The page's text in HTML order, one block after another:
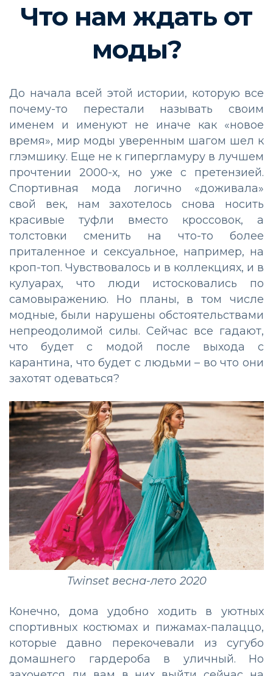
Что нам ждать от
моды?
До начала всей этой истории, которую все
почему-то перестали называть своим
именем и именуют не иначе как «новое
время», мир моды уверенным шагом шел к
глэмшику. Еще не к гипергламуру в лучшем
прочтении 2000-х, но уже с претензией.
Спортивная мода логично «доживала»
свой век, нам захотелось снова носить
красивые туфли вместо кроссовок, а
толстовки сменить на что-то более
приталенное и сексуальное, например, на
кроп-топ. Чувствовалось и в коллекциях, и в
кулуарах, что люди истосковались по
самовыражению. Но планы, в том числе
модные, были нарушены обстоятельствами
непреодолимой силы. Сейчас все гадают,
что будет с модой после выхода с
карантина, что будет с людьми – во что они
захотят одеваться?
Twinset весна-лето 2020
Конечно, дома удобно ходить в уютных
спортивных костюмах и пижамах-палаццо,
которые давно перекочевали из сугубо
домашнего гардероба в уличный. Но